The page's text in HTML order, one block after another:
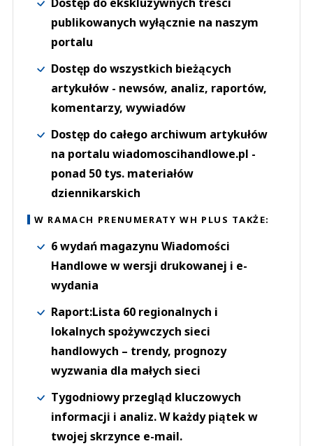
publikowanych wyłącznie na naszym
portalu
Dostęp do wszystkich bieżących
artykułów - newsów, analiz, raportów,
komentarzy, wywiadów
Dostęp do całego archiwum artykułów
na portalu wiadomoscihandlowe.pl -
ponad 50 tys. materiałów
dziennikarskich
W RAMACH PRENUMERATY WH PLUS TAKŻE:
6 wydań magazynu Wiadomości
Handlowe w wersji drukowanej i e-
wydania
Raport:Lista 60 regionalnych i
lokalnych spożywczych sieci
handlowych – trendy, prognozy
wyzwania dla małych sieci
Tygodniowy przegląd kluczowych
informacji i analiz. W każdy piątek w
twojej skrzynce e-mail.